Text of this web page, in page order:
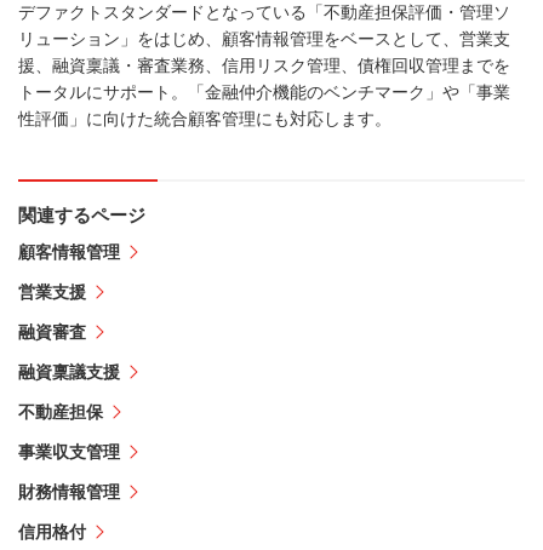
デファクトスタンダードとなっている「不動産担保評価・管理ソ
リューション」をはじめ、顧客情報管理をベースとして、営業支
援、融資稟議・審査業務、信用リスク管理、債権回収管理までを
トータルにサポート。「金融仲介機能のベンチマーク」や「事業
性評価」に向けた統合顧客管理にも対応します。
関連するページ
顧客情報管理
営業支援
融資審査
融資稟議支援
不動産担保
事業収支管理
財務情報管理
信用格付